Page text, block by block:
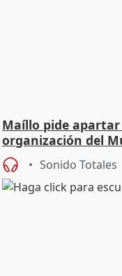
Maíllo pide
organización del
Sonido Totales